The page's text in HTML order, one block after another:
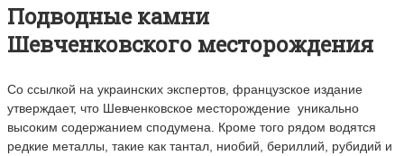
Подводные камни
Шевченковского месторождения
Со ссылкой на украинских экспертов, французское издание
утверждает, что Шевченковское месторождение уникально
высоким содержанием сподумена. Кроме того рядом водятся
редкие металлы, такие как тантал, ниобий, бериллий, рубидий и